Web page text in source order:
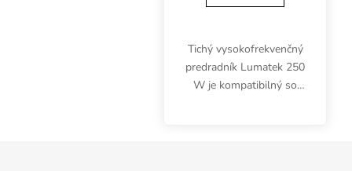
Tichý vysokofrekvenčný
predradník Lumatek 250
W je kompatibilný so